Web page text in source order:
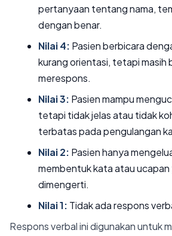
pertanyaan tentang nama,
dengan benar.
Nilai 4: Pasien berbicara
kurang orientasi, tetapi masih
merespons.
Nilai 3: Pasien mampu
tetapi tidak jelas atau tidak
terbatas pada pengulangan
Nilai 2: Pasien hanya
membentuk kata atau ucapan
dimengerti.
Nilai 1: Tidak ada respons
Respons verbal ini digunakan untuk